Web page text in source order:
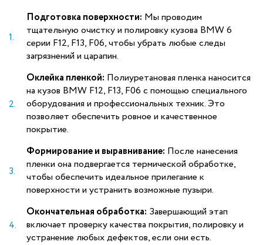
Подготовка поверхности: Мы проводим
тщательную очистку и полировку кузова BMW 6
серии F12, F13, F06, чтобы убрать любые следы
загрязнений и царапин.
Оклейка пленкой: Полиуретановая пленка наносится
на кузов BMW F12, F13, F06 с помощью специального
оборудования и профессиональных техник. Это
позволяет обеспечить ровное и качественное
покрытие.
Формирование и выравнивание: После нанесения
пленки она подвергается термической обработке,
чтобы обеспечить идеальное прилегание к
поверхности и устранить возможные пузыри.
Окончательная обработка: Завершающий этап
включает проверку качества покрытия, полировку и
устранение любых дефектов, если они есть.